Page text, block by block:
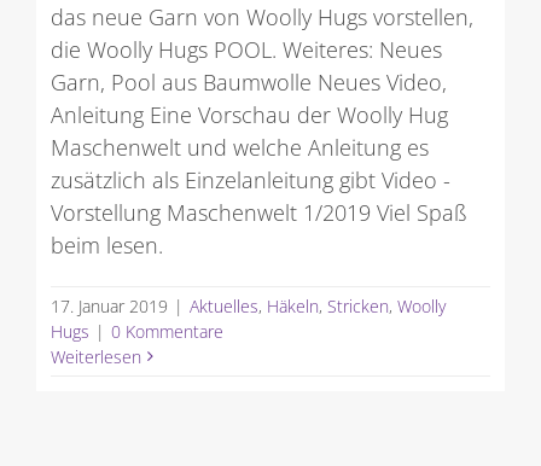
das neue Garn von Woolly Hugs vorstellen,
die Woolly Hugs POOL. Weiteres: Neues
Garn, Pool aus Baumwolle Neues Video,
Anleitung Eine Vorschau der Woolly Hug
Maschenwelt und welche Anleitung es
zusätzlich als Einzelanleitung gibt Video -
Vorstellung Maschenwelt 1/2019 Viel Spaß
beim lesen.
17. Januar 2019 | Aktuelles, Häkeln, Stricken, Woolly
Hugs | 0 Kommentare
Weiterlesen